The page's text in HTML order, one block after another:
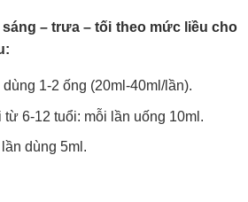
– trưa – tối theo mức liều cho
1-2 ống (20ml-40ml/lần).
từ 6-12 tuổi: mỗi lần uống 10ml.
dùng 5ml.